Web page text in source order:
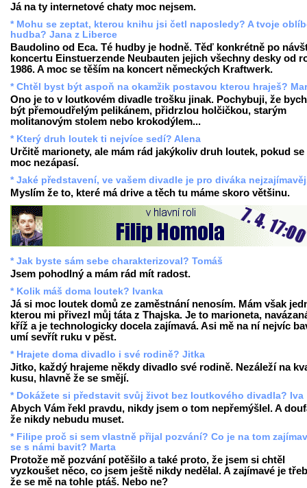
Já na ty internetové chaty moc nejsem.
* Mohu se zeptat, kterou knihu jsi četl naposledy? A tvoje
hudba? Jana z Liberce
Baudolino od Eca. Té hudby je hodně. Těď konkrétně po
koncertu Einstuerzende Neubauten jejich všechny desky od
1986. A moc se těším na koncert německých Kraftwerk.
* Chtěl byst být aspoň na okamžik postavou kterou hraješ?
Ono je to v loutkovém divadle trošku jinak. Pochybuji, že
být přemoudřelým pelikánem, přidrzlou holčičkou, starým
molitanovým stolem nebo krokodýlem...
* Který druh loutek ti nejvíce sedí? Alena
Určitě marionety, ale mám rád jakýkoliv druh loutek, pokud se
moc nezápasí.
* Jaké představení, ve vašem divadle je pro diváka
Myslím že to, které má drive a těch tu máme skoro většinu.
* Jak byste sám sebe charakterizoval? Tomáš
Jsem pohodlný a mám rád mít radost.
* Kolik máš doma loutek? Ivanka
Já si moc loutek domů ze zaměstnání nenosím. Mám však
kterou mi přivezl můj táta z Thajska. Je to marioneta,
kříž a je technologicky docela zajímavá. Asi mě na ní nejvíc
umí sevřít ruku v pěst.
* Hrajete doma divadlo i své rodině? Jitka
Jitko, každý hrajeme někdy divadlo své rodině. Nezáleží na
kusu, hlavně že se smějí.
* Dokážete si představit svůj život bez loutkového divadla? Iva
Abych Vám řekl pravdu, nikdy jsem o tom nepřemýšlel. A
že nikdy nebudu muset.
* Filipe proč si sem vlastně přijal pozvání? Co je na tom
se s námi bavit? Marta
Protože mě pozvání potěšilo a také proto, že jsem si chtěl
vyzkoušet něco, co jsem ještě nikdy nedělal. A zajímavé je
že se mě na tohle ptáš. Nebo ne?